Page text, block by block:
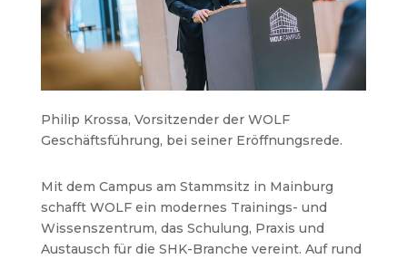
Philip Krossa, Vorsitzender der WOLF
Geschäftsführung, bei seiner Eröffnungsrede.
Mit dem Campus am Stammsitz in Mainburg
schafft WOLF ein modernes Trainings- und
Wissenszentrum, das Schulung, Praxis und
Austausch für die SHK-Branche vereint. Auf rund